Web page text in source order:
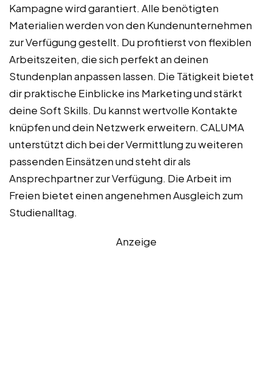
Kampagne wird garantiert. Alle benötigten
Materialien werden von den Kundenunternehmen
zur Verfügung gestellt. Du profitierst von flexiblen
Arbeitszeiten, die sich perfekt an deinen
Stundenplan anpassen lassen. Die Tätigkeit bietet
dir praktische Einblicke ins Marketing und stärkt
deine Soft Skills. Du kannst wertvolle Kontakte
knüpfen und dein Netzwerk erweitern. CALUMA
unterstützt dich bei der Vermittlung zu weiteren
passenden Einsätzen und steht dir als
Ansprechpartner zur Verfügung. Die Arbeit im
Freien bietet einen angenehmen Ausgleich zum
Studienalltag.
Anzeige